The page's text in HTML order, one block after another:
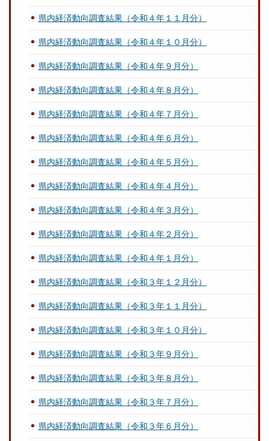
県内経済動向調査結果（令和４年１１月分）
県内経済動向調査結果（令和４年１０月分）
県内経済動向調査結果（令和４年９月分）
県内経済動向調査結果（令和４年８月分）
県内経済動向調査結果（令和４年７月分）
県内経済動向調査結果（令和４年６月分）
県内経済動向調査結果（令和４年５月分）
県内経済動向調査結果（令和４年４月分）
県内経済動向調査結果（令和４年３月分）
県内経済動向調査結果（令和４年２月分）
県内経済動向調査結果（令和４年１月分）
県内経済動向調査結果（令和３年１２月分）
県内経済動向調査結果（令和３年１１月分）
県内経済動向調査結果（令和３年１０月分）
県内経済動向調査結果（令和３年９月分）
県内経済動向調査結果（令和３年８月分）
県内経済動向調査結果（令和３年７月分）
県内経済動向調査結果（令和３年６月分）